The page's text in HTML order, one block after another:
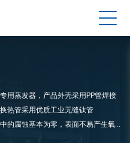
用蒸发器，产品外壳采用PP管焊接
热管采用优质工业无缝钛管
的腐蚀基本为零，表面不易产生氧